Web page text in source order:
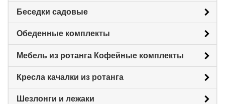
Беседки садовые
Обеденные комплекты
Мебель из ротанга Кофейные комплекты
Кресла качалки из ротанга
Шезлонги и лежаки